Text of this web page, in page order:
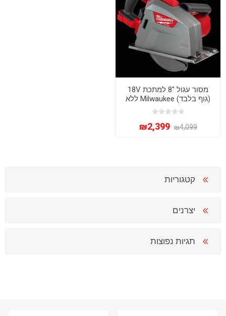
מסור עגול "8 למתכת 18V
(גוף בלבד) Milwaukee ללא
פחמים דגם FUEL 2982-20 /
M18 FMCS66
₪4,099
₪2,399
קטגוריות
יצרנים
תגיות נפוצות